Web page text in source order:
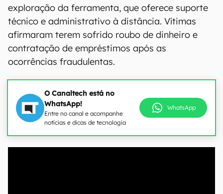
exploração da ferramenta, que oferece suporte
técnico e administrativo à distância. Vítimas
afirmaram terem sofrido roubo de dinheiro e
contratação de empréstimos após as
ocorrências fraudulentas.
O Canaltech está no
WhatsApp!
Entre no canal e acompanhe
notícias e dicas de tecnologia
WhatsApp